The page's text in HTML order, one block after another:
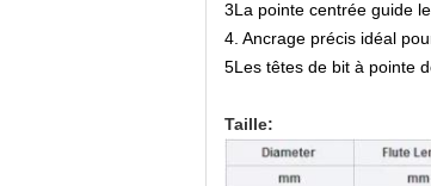
3La pointe centrée guide
4. Ancrage précis idéal
5Les têtes de bit à pointe
Taille: